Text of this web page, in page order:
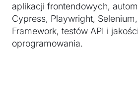
aplikacji frontendowych,
Cypress, Playwright,
Framework, testów API i jakości
oprogramowania.